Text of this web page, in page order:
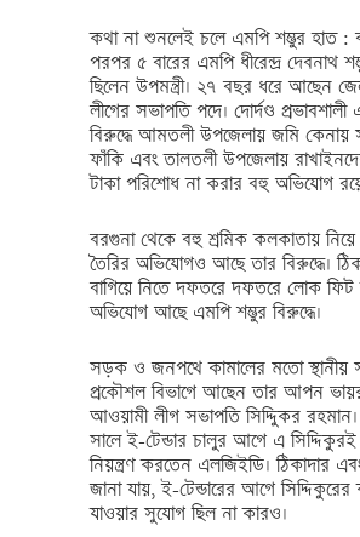
কথা না শুনলেই চলে এমপি শম্ভুর হাত :
পরপর ৫ বারের এমপি ধীরেন্দ্র দেবনাথ
ছিলেন উপমন্ত্রী। ২৭ বছর ধরে আছেন
লীগের সভাপতি পদে। দোর্দণ্ড
বিরুদ্ধে আমতলী উপজেলায় জমি কেনায়
ফাঁকি এবং তালতলী উপজেলায়
টাকা পরিশোধ না করার বহু অভিযোগ
বরগুনা থেকে বহু শ্রমিক কলকাতায় নিয়ে
তৈরির অভিযোগও আছে তার বিরুদ্ধে।
বাগিয়ে নিতে দফতরে দফতরে লোক ফিট
অভিযোগ আছে এমপি শম্ভুর বিরুদ্ধে।
সড়ক ও জনপথে কামালের মতো স্থানীয়
প্রকৌশল বিভাগে আছেন তার আপন
আওয়ামী লীগ সভাপতি সিদ্দিুকর
সালে ই-টেন্ডার চালুর আগে এ সিদ্দিকুরই
নিয়ন্ত্রণ করতেন এলজিইডি। ঠিকাদার
জানা যায়, ই-টেন্ডারের আগে সিদ্দিকুরের
যাওয়ার সুযোগ ছিল না কারও।